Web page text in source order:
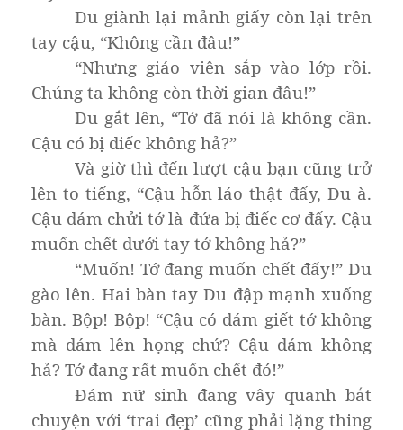
Du giành lại mảnh giấy còn lại trên
tay cậu, “Không cần đâu!”
“Nhưng giáo viên sắp vào lớp rồi.
Chúng ta không còn thời gian đâu!”
Du gắt lên, “Tớ đã nói là không cần.
Cậu có bị điếc không hả?”
Và giờ thì đến lượt cậu bạn cũng trở
lên to tiếng, “Cậu hỗn láo thật đấy, Du à.
Cậu dám chửi tớ là đứa bị điếc cơ đấy. Cậu
muốn chết dưới tay tớ không hả?”
“Muốn! Tớ đang muốn chết đấy!” Du
gào lên. Hai bàn tay Du đập mạnh xuống
bàn. Bộp! Bộp! “Cậu có dám giết tớ không
mà dám lên họng chứ? Cậu dám không
hả? Tớ đang rất muốn chết đó!”
Đám nữ sinh đang vây quanh bắt
chuyện với ‘trai đẹp’ cũng phải lặng thing